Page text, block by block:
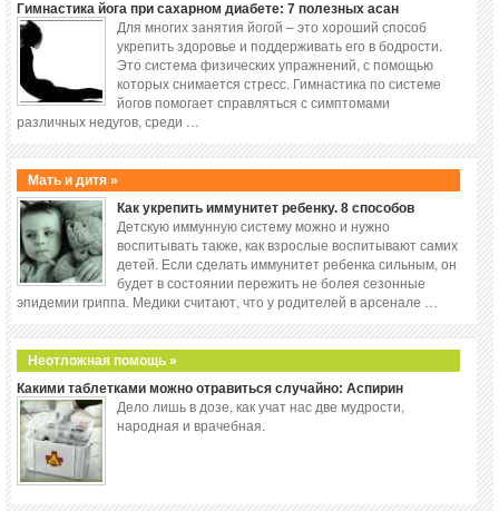
Гимнастика йога при сахарном диабете: 7 полезных асан
Для многих занятия йогой – это хороший способ
укрепить здоровье и поддерживать его в бодрости.
Это система физических упражнений, с помощью
которых снимается стресс. Гимнастика по системе
йогов помогает справляться с симптомами
различных недугов, среди …
Мать и дитя »
Как укрепить иммунитет ребенку. 8 способов
Детскую иммунную систему можно и нужно
воспитывать также, как взрослые воспитывают самих
детей. Если сделать иммунитет ребенка сильным, он
будет в состоянии пережить не болея сезонные
эпидемии гриппа. Медики считают, что у родителей в арсенале …
Неотложная помощь »
Какими таблетками можно отравиться случайно: Аспирин
Дело лишь в дозе, как учат нас две мудрости,
народная и врачебная.